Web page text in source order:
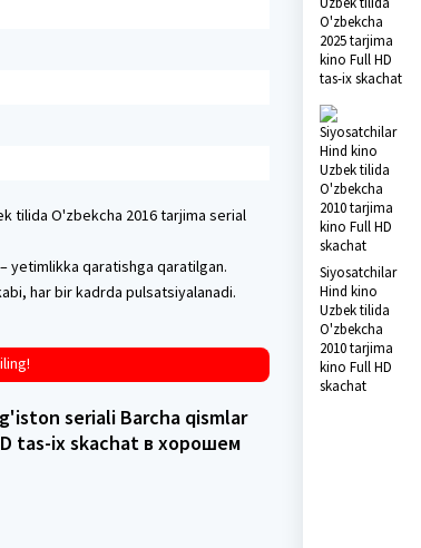
tilida O'zbekcha 2016 tarjima serial
yetimlikka qaratishga qaratilgan.
har bir kadrda pulsatsiyalanadi.
seriali Barcha qismlar
tas-ix skachat в хорошем
O'zbekcha
2025 tarjima
kino Full HD
tas-ix skachat
Siyosatchilar
Hind kino
Uzbek tilida
O'zbekcha
2010 tarjima
kino Full HD
skachat